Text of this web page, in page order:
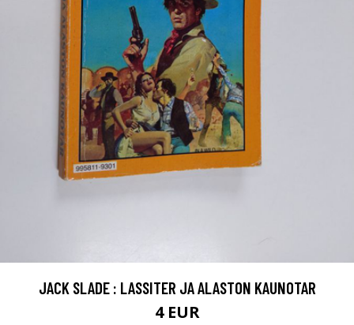
JACK SLADE : LASSITER JA ALASTON KAUNOTAR
4 EUR